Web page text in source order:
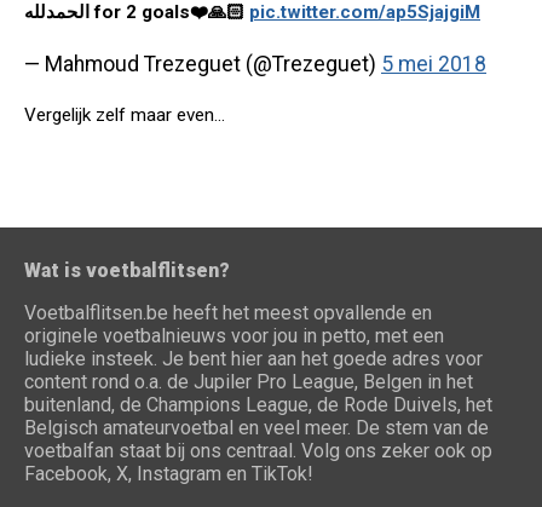
الحمدلله for 2 goals❤️🙏🏻 pic.twitter.com/ap5SjajgiM
— Mahmoud Trezeguet (@Trezeguet) 5 mei 2018
Vergelijk zelf maar even...
Wat is voetbalflitsen?
Voetbalflitsen.be heeft het meest opvallende en
originele voetbalnieuws voor jou in petto, met een
ludieke insteek. Je bent hier aan het goede adres voor
content rond o.a. de Jupiler Pro League, Belgen in het
buitenland, de Champions League, de Rode Duivels, het
Belgisch amateurvoetbal en veel meer. De stem van de
voetbalfan staat bij ons centraal. Volg ons zeker ook op
Facebook, X, Instagram en TikTok!